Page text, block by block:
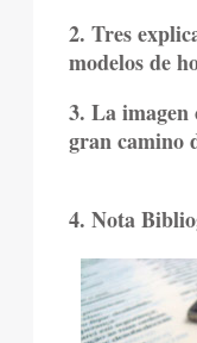
2. Tres
modelos de
3. La imagen
gran camino
4. Nota